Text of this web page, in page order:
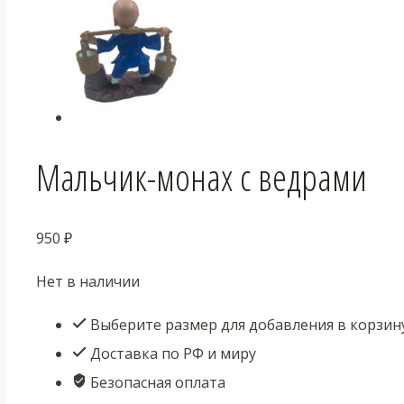
Мальчик-монах с ведрами
950 ₽
Нет в наличии
Выберите размер для добавления в
Доставка по РФ и миру
Безопасная оплата